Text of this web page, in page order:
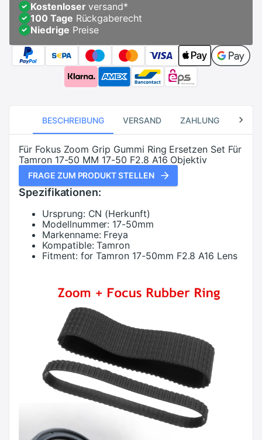
Kostenloserversand*
100 Tage Rückgaberecht
Niedrige Preise
BESCHREIBUNG VERSAND ZAHLUNG
Für Fokus Zoom Grip Gummi Ring Ersetzen Set Für
Tamron 17-50 MM 17-50 F2.8 A16 Objektiv
FRAGE ZUM PRODUKT STELLEN
Spezifikationen:
Ursprung: CN (Herkunft)
Modellnummer: 17-50mm
Markenname: Freya
Kompatible: Tamron
Fitment: for Tamron 17-50mm F2.8 A16 Lens